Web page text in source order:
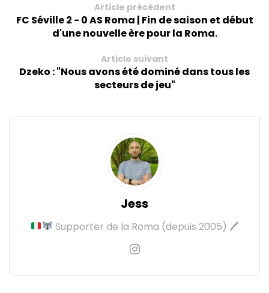
Article précédent
FC Séville 2 - 0 AS Roma | Fin de saison et début
d'une nouvelle ère pour la Roma.
Article suivant
Dzeko : "Nous avons été dominé dans tous les
secteurs de jeu"
Jess
Supporter de la Roma (depuis 2005) 🖊